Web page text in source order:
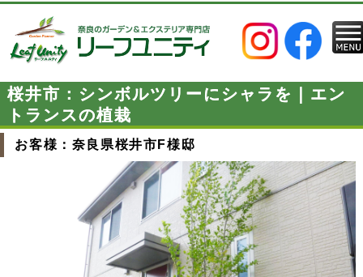
桜井市：シンボルツリーにシャラを｜エン
トランスの植栽
お客様：奈良県桜井市F様邸